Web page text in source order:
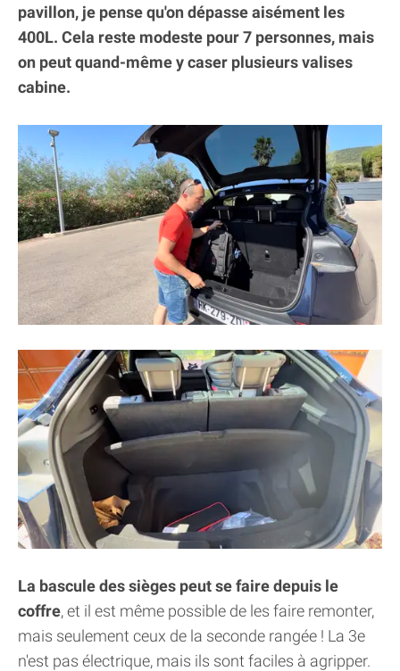
pavillon, je pense qu'on dépasse aisément les
400L. Cela reste modeste pour 7 personnes, mais
on peut quand-même y caser plusieurs valises
cabine.
La bascule des sièges peut se faire depuis le
coffre, et il est même possible de les faire remonter,
mais seulement ceux de la seconde rangée ! La 3e
n'est pas électrique, mais ils sont faciles à agripper.